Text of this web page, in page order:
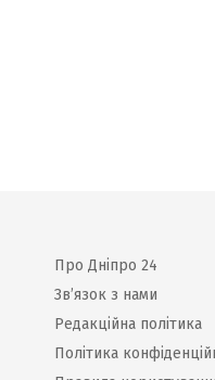
Про Дніпро 24
Зв’язок з нами
Редакційна політика
Політика